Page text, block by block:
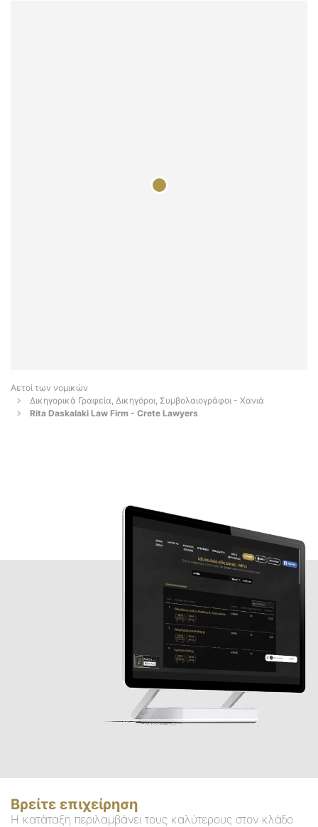
Αετοί των νομικών
Δικηγορικά Γραφεία, Δικηγόροι, Συμβολαιογράφοι - Χανιά
Rita Daskalaki Law Firm - Crete Lawyers
Βρείτε επιχείρηση
Η κατάταξη περιλαμβάνει τους καλύτερους στον κλάδο